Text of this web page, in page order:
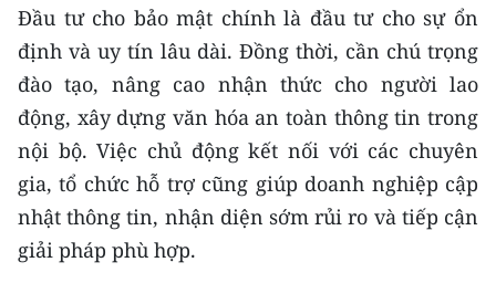
Đầu tư cho bảo mật chính là đầu tư cho sự ổn
định và uy tín lâu dài. Đồng thời, cần chú trọng
đào tạo, nâng cao nhận thức cho người lao
động, xây dựng văn hóa an toàn thông tin trong
nội bộ. Việc chủ động kết nối với các chuyên
gia, tổ chức hỗ trợ cũng giúp doanh nghiệp cập
nhật thông tin, nhận diện sớm rủi ro và tiếp cận
giải pháp phù hợp.